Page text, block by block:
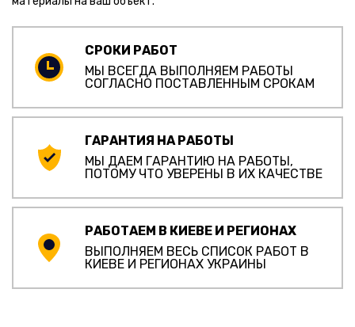
СРОКИ РАБОТ
МЫ ВСЕГДА ВЫПОЛНЯЕМ РАБОТЫ
СОГЛАСНО ПОСТАВЛЕННЫМ СРОКАМ
ГАРАНТИЯ НА РАБОТЫ
МЫ ДАЕМ ГАРАНТИЮ НА РАБОТЫ,
ПОТОМУ ЧТО УВЕРЕНЫ В ИХ КАЧЕСТВЕ
РАБОТАЕМ В КИЕВЕ И РЕГИОНАХ
ВЫПОЛНЯЕМ ВЕСЬ СПИСОК РАБОТ В
КИЕВЕ И РЕГИОНАХ УКРАИНЫ